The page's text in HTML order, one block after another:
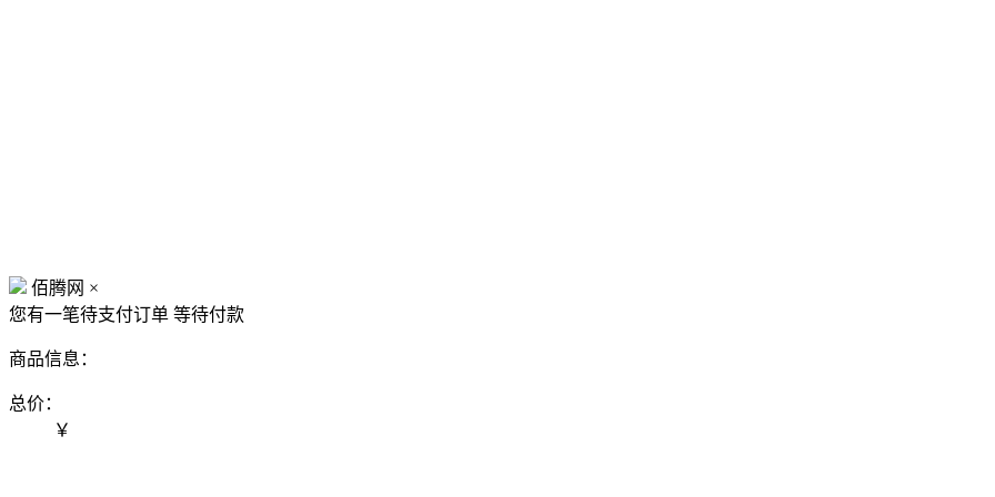
佰腾网 ×
您有一笔待支付订单 等待付款
商品信息：
总价：
￥